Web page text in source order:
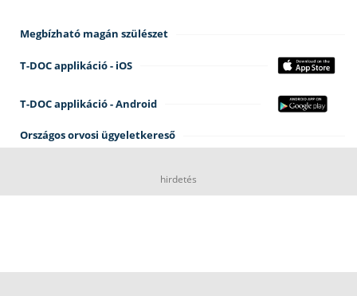
Megbízható magán szülészet
T-DOC applikáció - iOS
T-DOC applikáció - Android
Országos orvosi ügyeletkereső
hirdetés